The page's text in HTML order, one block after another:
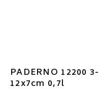
PADERNO 12200
12x7cm 0,7l